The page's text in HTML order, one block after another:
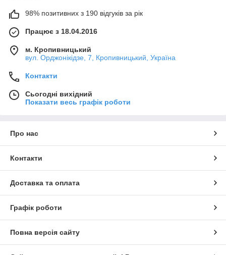
98% позитивних з 190 відгуків за рік
Працює з 18.04.2016
м. Кропивницький
вул. Орджонікідзе, 7, Кропивницький, Україна
Контакти
Сьогодні вихідний
Показати весь графік роботи
Про нас
Контакти
Доставка та оплата
Графік роботи
Повна версія сайту